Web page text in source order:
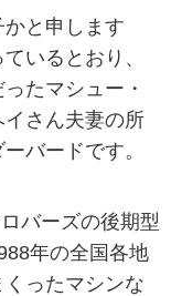
と申します
いるとおり、
たマシュー・
さん夫妻の所
バードです。
バーズの後期型
年の全国各地
ったマシンな